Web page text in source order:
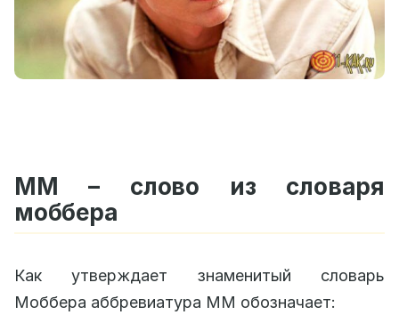
ММ – слово из словаря
моббера
Как утверждает знаменитый словарь
Моббера аббревиатура ММ обозначает: